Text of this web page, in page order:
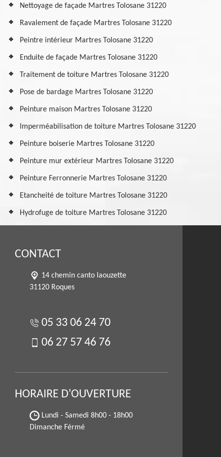
Nettoyage de façade Martres Tolosane 31220
Ravalement de façade Martres Tolosane 31220
Peintre intérieur Martres Tolosane 31220
Enduite de façade Martres Tolosane 31220
Traitement de toiture Martres Tolosane 31220
Pose de bardage Martres Tolosane 31220
Peinture maison Martres Tolosane 31220
Imperméabilisation de toiture Martres Tolosane 31220
Peinture boiserie Martres Tolosane 31220
Peinture mur extérieur Martres Tolosane 31220
Peinture Ferronnerie Martres Tolosane 31220
Etancheité de toiture Martres Tolosane 31220
Hydrofuge de toiture Martres Tolosane 31220
CONTACT
14 chemin canto laouzette
31120 Roques
05 33 06 24 70
06 27 57 46 76
HORAIRE D'OUVERTURE
Lundi - Samedi 8h00 - 18h00
Dimanche Férmé